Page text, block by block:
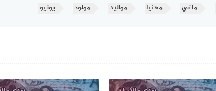
ماغي مهنيا مواليد مولود يونيو